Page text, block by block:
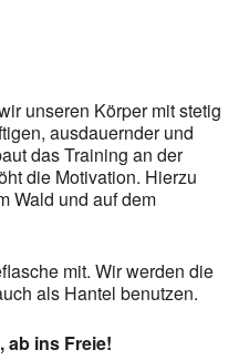
unseren Körper mit stetig
ausdauernder und
das Training an der
die Motivation. Hierzu
Wald und auf dem
mit. Wir werden die
als Hantel benutzen.
ab ins Freie!